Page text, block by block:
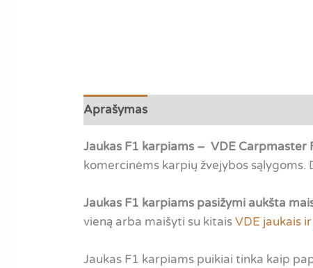
Aprašymas
Jaukas F1 karpiams – VDE Carpmaster
komercinėms karpių žvejybos
Jaukas F1 karpiams pasižymi aukšta
vieną arba maišyti su kitaisVDE jaukais
Jaukas F1 karpiams puikiai tinka kaip